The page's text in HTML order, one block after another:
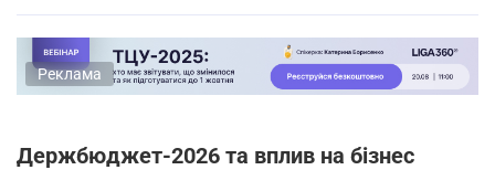
Реклама
Держбюджет-2026 та вплив на бізнес